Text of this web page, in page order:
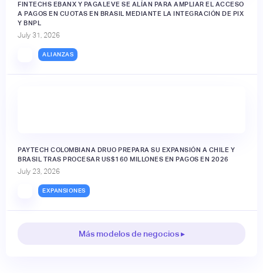
FINTECHS EBANX Y PAGALEVE SE ALÍAN PARA AMPLIAR EL ACCESO
A PAGOS EN CUOTAS EN BRASIL MEDIANTE LA INTEGRACIÓN DE PIX
Y BNPL
July 31, 2026
ALIANZAS
PAYTECH COLOMBIANA DRUO PREPARA SU EXPANSIÓN A CHILE Y
BRASIL TRAS PROCESAR US$160 MILLONES EN PAGOS EN 2026
July 23, 2026
EXPANSIONES
Más modelos de negocios ▸